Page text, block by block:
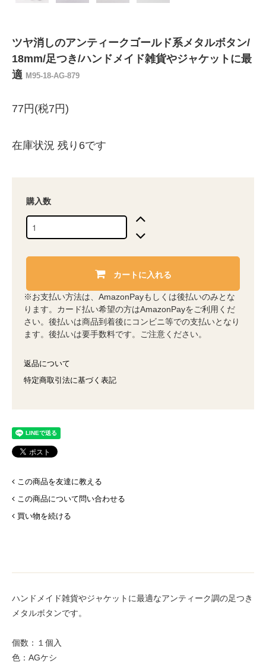
ツヤ消しのアンティークゴールド系メタルボタン/
18mm/足つき/ハンドメイド雑貨やジャケットに最
適 M95-18-AG-879
77円(税7円)
在庫状況 残り6です
購入数
カートに入れる
※お支払い方法は、AmazonPayもしくは後払いのみとな
ります。カード払い希望の方はAmazonPayをご利用くだ
さい。後払いは商品到着後にコンビニ等での支払いとなり
ます。後払いは要手数料です。ご注意ください。
返品について
特定商取引法に基づく表記
この商品を友達に教える
この商品について問い合わせる
買い物を続ける
ハンドメイド雑貨やジャケットに最適なアンティーク調の足つき
メタルボタンです。
個数：１個入
色：AGケシ